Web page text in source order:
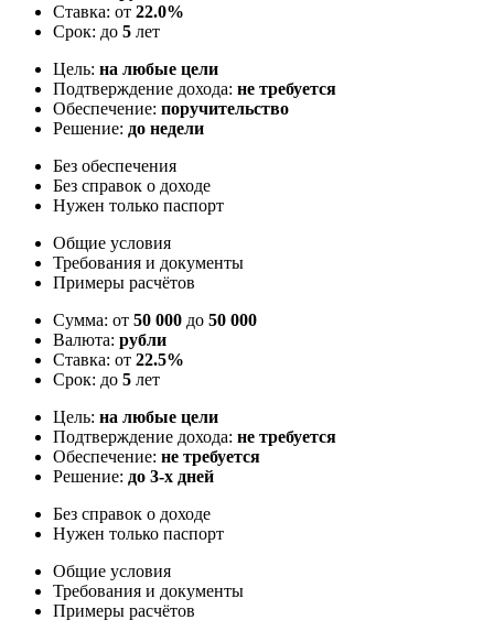
Ставка: от 22.0%
Срок: до 5 лет
Цель: на любые цели
Подтверждение дохода: не требуется
Обеспечение: поручительство
Решение: до недели
Без обеспечения
Без справок о доходе
Нужен только паспорт
Общие условия
Требования и документы
Примеры расчётов
Сумма: от 50 000 до 50 000
Валюта: рубли
Ставка: от 22.5%
Срок: до 5 лет
Цель: на любые цели
Подтверждение дохода: не требуется
Обеспечение: не требуется
Решение: до 3-х дней
Без справок о доходе
Нужен только паспорт
Общие условия
Требования и документы
Примеры расчётов